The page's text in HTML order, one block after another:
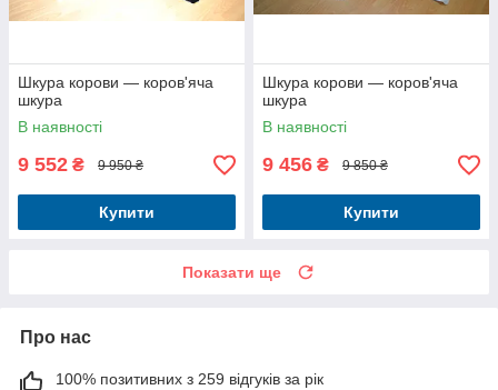
Шкура корови — коров'яча
шкура
В наявності
9 552 ₴ 9 950 ₴
Купити
Шкура корови — коров'яча
шкура
В наявності
9 456 ₴ 9 850 ₴
Купити
Показати ще
Про нас
100% позитивних з 259 відгуків за рік